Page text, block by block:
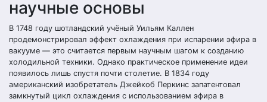
научные основы
В 1748 году шотландский учёный Уильям Каллен
продемонстрировал эффект охлаждения при испарении эфира в
вакууме — это считается первым научным шагом к созданию
холодильной техники. Однако практическое применение идеи
появилось лишь спустя почти столетие. В 1834 году
американский изобретатель Джейкоб Перкинс запатентовал
замкнутый цикл охлаждения с использованием эфира в